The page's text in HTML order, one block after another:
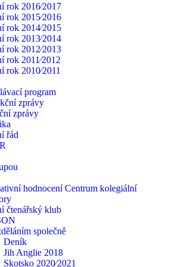
rok 2016⁄2017
rok 2015⁄2016
rok 2014⁄2015
rok 2013⁄2014
rok 2012⁄2013
rok 2011⁄2012
rok 2010⁄2011
program
zprávy
zprávy
řád
hodnocení Centrum kolegiální
čtenářský klub
společně
Deník
Jih Anglie 2018
Skotsko 2020⁄2021